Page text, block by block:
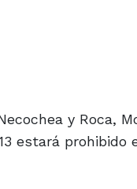
y Roca,
estará